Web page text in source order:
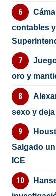
contables
oro y
sexo y
Salgado
ICE